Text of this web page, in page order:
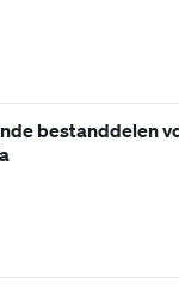
bestanddelen